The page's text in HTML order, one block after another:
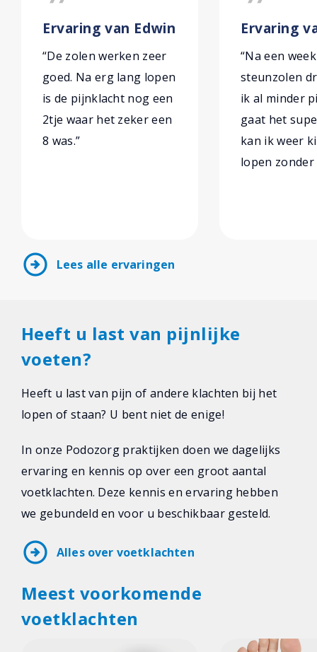
Ervaring van Edwin
“De zolen werken zeer
goed. Na erg lang lopen
is de pijnklacht nog een
2tje waar het zeker een
8 was.”
Ervaring
“Na een week
steunzolen
ik al minder
gaat het
kan ik weer
lopen zonder
arrow_circle_right Lees alle ervaringen
Heeft u last van pijnlijke
voeten?
Heeft u last van pijn of andere klachten bij het
lopen of staan? U bent niet de enige!
In onze Podozorg praktijken doen we dagelijks
ervaring en kennis op over een groot aantal
voetklachten. Deze kennis en ervaring hebben
we gebundeld en voor u beschikbaar gesteld.
arrow_circle_right Alles over voetklachten
Meest voorkomende
voetklachten